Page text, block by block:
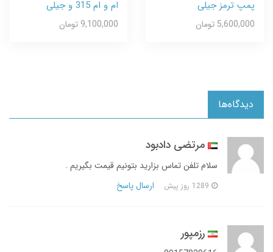
پمپ ترمز جیلی
5,600,000 تومان
ام و ام 315 و جیلی
9,100,000 تومان
دیدگاه‌ها
مرتضی دادبود
سلام تلفن تماس بزارید بتونیم قیمت بگیریم .
ارسال پاسخ
رزمپور